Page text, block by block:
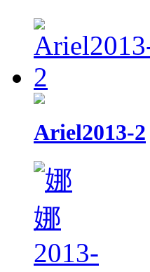
Ariel2013-2